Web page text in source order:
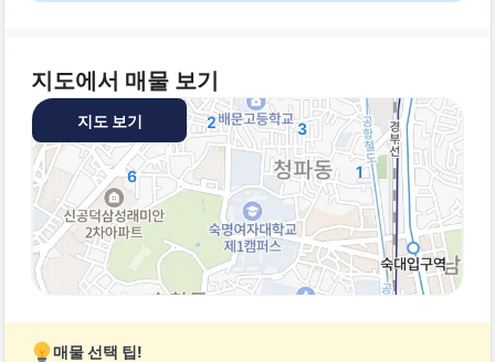
지도에서 매물 보기
6
2 3
1
지도 보기
매물 선택 팁!